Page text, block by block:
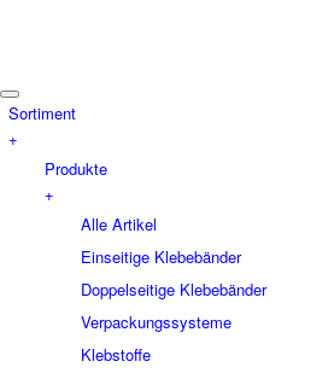
Sortiment
+
Produkte
+
Alle Artikel
Einseitige Klebebänder
Doppelseitige Klebebänder
Verpackungssysteme
Klebstoffe